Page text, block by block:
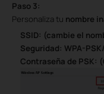
Paso 3:
Personaliza tu nombre
SSID: (cambie el
Seguridad: WPA-
Contraseña de PSK: